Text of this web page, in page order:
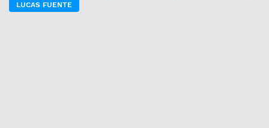
LUCAS FUENTE